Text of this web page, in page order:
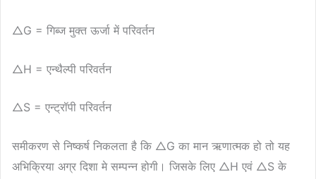
△G = गिब्ज मुक्त ऊर्जा में परिवर्तन
△H = एन्थैल्पी परिवर्तन
△S = एन्ट्रॉपी परिवर्तन
समीकरण से निष्कर्ष निकलता है कि △G का मान ऋणात्मक हो तो यह
अभिक्रिया अग्र दिशा मे सम्पन्न होगी। जिसके लिए △H एवं △S के